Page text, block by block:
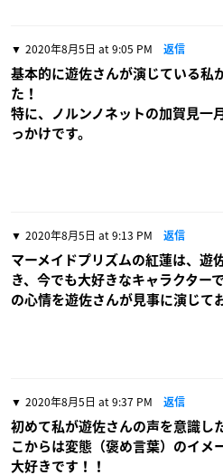
2020年8月5日 at 9:05 PM 返信
基本的に遊佐さんが演じている私
た！
特に、ノルンノネットの加賀見一
っかけです。
2020年8月5日 at 9:13 PM 返信
マーメイドプリズムの紅蓮は、遊
き、今でも大好きなキャラクター
の心情を遊佐さんが見事に演じて
2020年8月5日 at 9:37 PM 返信
初めて私が遊佐さんの声を意識し
こからは変態（褒め言葉）のイメ
大好きです！！